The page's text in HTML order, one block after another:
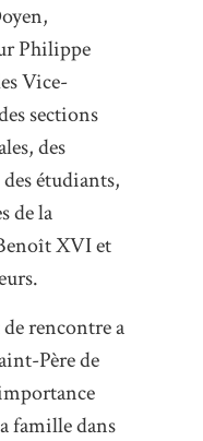
Philippe
Vice-
sections
des
étudiants,
de la
XVI et
rencontre a
Père de
famille dans